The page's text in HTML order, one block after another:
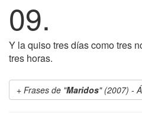
09.
Y la quiso tres días como tres
tres horas.
Frases de "Maridos" (2007) -